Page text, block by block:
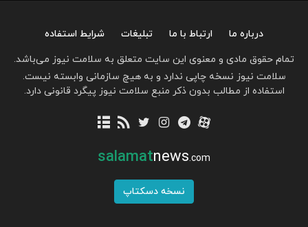
درباره ما ارتباط با ما تبلیغات
شرایط استفاده
تمام حقوق مادی و معنوی این سایت متعلق به سلامت نیوز می‌باشد.
سلامت نیوز نسخه چاپی ندارد و به هیچ سازمانی وابسته نیست.
استفاده از مطالب بدون ذکر منبع سلامت نیوز پیگرد قانونی دارد.
salamatnews.com
نسخه دسکتاپ